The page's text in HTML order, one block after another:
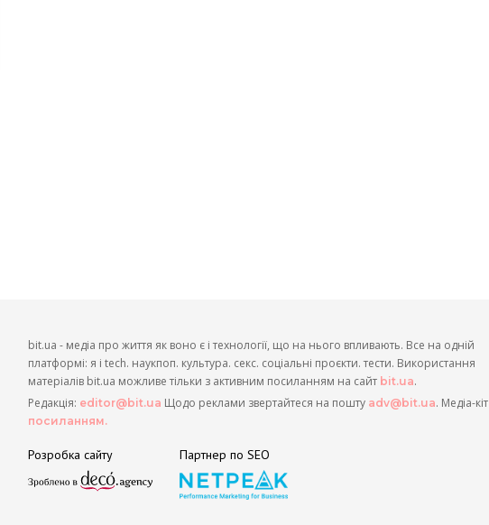
bit.ua - медіа про життя як воно є і технології, що на нього впливають. Все на одній
платформі: я і tech. наукпоп. культура. секс. соціальні проєкти. тести. Використання
матеріалів bit.ua можливе тільки з активним посиланням на сайт bit.ua.
Редакція: editor@bit.ua Щодо реклами звертайтеся на пошту adv@bit.ua. Медіа-кіт
посиланням.
Розробка сайту Партнер по SEO